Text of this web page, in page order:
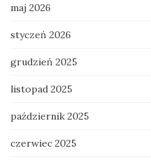
maj 2026
styczeń 2026
grudzień 2025
listopad 2025
październik 2025
czerwiec 2025